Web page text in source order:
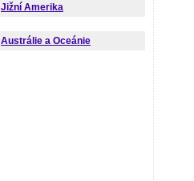
Jižní Amerika
Austrálie a Oceánie